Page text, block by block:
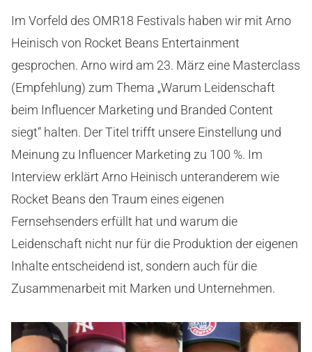
Im Vorfeld des OMR18 Festivals haben wir mit Arno
Heinisch von Rocket Beans Entertainment
gesprochen. Arno wird am 23. März eine Masterclass
(Empfehlung) zum Thema „Warum Leidenschaft
beim Influencer Marketing und Branded Content
siegt“ halten. Der Titel trifft unsere Einstellung und
Meinung zu Influencer Marketing zu 100 %. Im
Interview erklärt Arno Heinisch unteranderem wie
Rocket Beans den Traum eines eigenen
Fernsehsenders erfüllt hat und warum die
Leidenschaft nicht nur für die Produktion der eigenen
Inhalte entscheidend ist, sondern auch für die
Zusammenarbeit mit Marken und Unternehmen.